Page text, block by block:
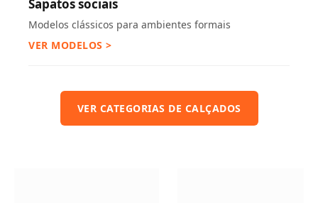
Sapatos sociais
Modelos clássicos para ambientes formais
VER MODELOS >
VER CATEGORIAS DE CALÇADOS